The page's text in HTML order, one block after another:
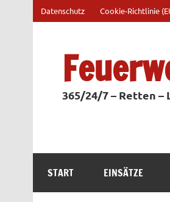
springen
Datenschutz Cookie-Richtlinie
365/24/7 – Retten –
START EINSÄTZE